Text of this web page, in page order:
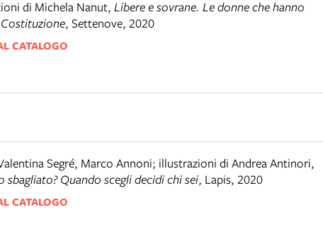
di Michela Nanut, Libere e sovrane. Le donne che hanno
, Settenove, 2020
CATALOGO
Segré, Marco Annoni; illustrazioni di Andrea Antinori,
sbagliato? Quando scegli decidi chi sei, Lapis, 2020
CATALOGO